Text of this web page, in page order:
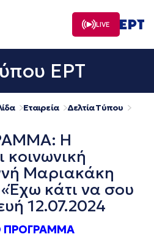
LIVE
ΕΡΤ
Εταιρεία
Δελτία Τύπου
Η
κοινωνική
Μαριακάκη
κάτι να σου
12.07.2024
ΠΡΟΓΡΑΜΜΑ